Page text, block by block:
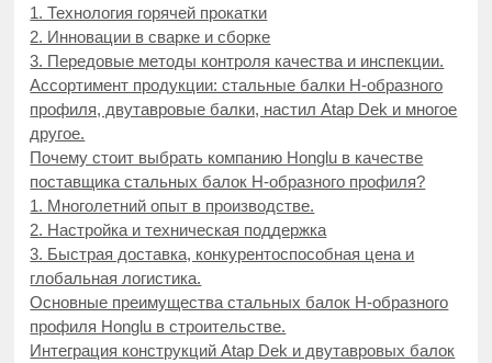
1. Технология горячей прокатки
2. Инновации в сварке и сборке
3. Передовые методы контроля качества и инспекции.
Ассортимент продукции: стальные балки H-образного
профиля, двутавровые балки, настил Atap Dek и многое
другое.
Почему стоит выбрать компанию Honglu в качестве
поставщика стальных балок H-образного профиля?
1. Многолетний опыт в производстве.
2. Настройка и техническая поддержка
3. Быстрая доставка, конкурентоспособная цена и
глобальная логистика.
Основные преимущества стальных балок H-образного
профиля Honglu в строительстве.
Интеграция конструкций Atap Dek и двутавровых балок